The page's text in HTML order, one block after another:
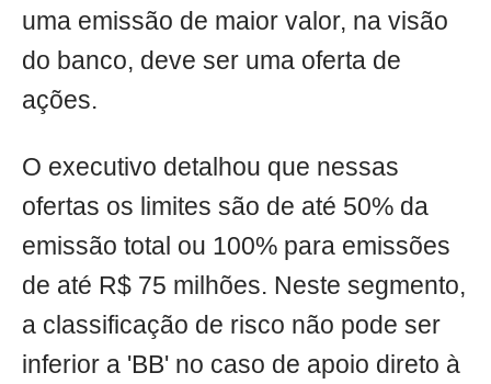
uma emissão de maior valor, na visão
do banco, deve ser uma oferta de
ações.
O executivo detalhou que nessas
ofertas os limites são de até 50% da
emissão total ou 100% para emissões
de até R$ 75 milhões. Neste segmento,
a classificação de risco não pode ser
inferior a 'BB' no caso de apoio direto à